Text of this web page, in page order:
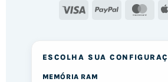
Visa PayPal
ESCOLHA SUA
MEMÓRIA RAM